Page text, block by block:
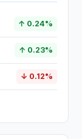
↑ 0.24%
↑ 0.23%
↓ 0.12%